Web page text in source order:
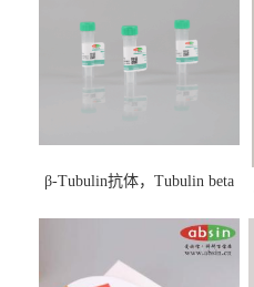
β-Tubulin抗体，Tubulin beta